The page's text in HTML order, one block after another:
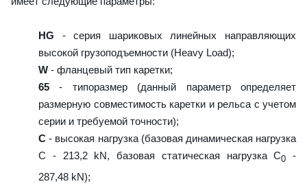
HG - серия шариковых линейных направляющих
высокой грузоподъемности (Heavy Load);
W - фланцевый тип каретки;
65 - типоразмер (данный параметр определяет
размерную совместимость каретки и рельса с учетом
серии и требуемой точности);
C - высокая нагрузка (базовая динамическая нагрузка
C - 213,2 kN, базовая статическая нагрузка С0
-
287,48 kN);